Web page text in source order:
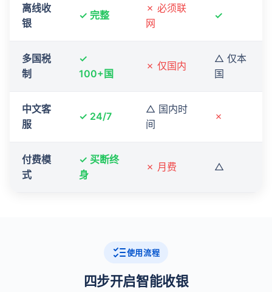
离线收
银
✓ 完整
✗ 必须联
网
✓
多国税
制
✓
100+国
✗ 仅国内
△ 仅本
国
中文客
服
✓ 24/7
△ 国内时
间
✗
付费模
式
✓ 买断终
身
✗ 月费 △
使用流程
四步开启智能收银